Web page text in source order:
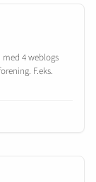
4 weblogs
F.eks.